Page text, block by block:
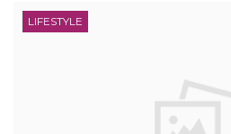
LIFESTYLE